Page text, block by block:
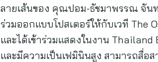
ลายเส้นของ คุณปอม-ธัชมาพรรณ จัน
ร่วมออกแบบโปสเตอร์ให้กับเวที The
และได้เข้าร่วมแสดงในงาน
และมีความเป็นเฟมินินสูง สามารถสื่อ